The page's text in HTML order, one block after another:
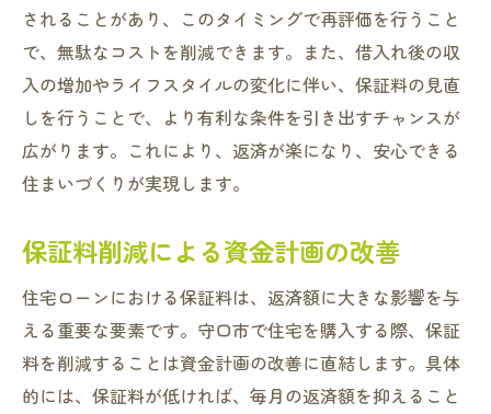
されることがあり、このタイミングで再評価を行うこと
で、無駄なコストを削減できます。また、借入れ後の収
入の増加やライフスタイルの変化に伴い、保証料の見直
しを行うことで、より有利な条件を引き出すチャンスが
広がります。これにより、返済が楽になり、安心できる
住まいづくりが実現します。
保証料削減による資金計画の改善
住宅ローンにおける保証料は、返済額に大きな影響を与
える重要な要素です。守口市で住宅を購入する際、保証
料を削減することは資金計画の改善に直結します。具体
的には、保証料が低ければ、毎月の返済額を抑えること